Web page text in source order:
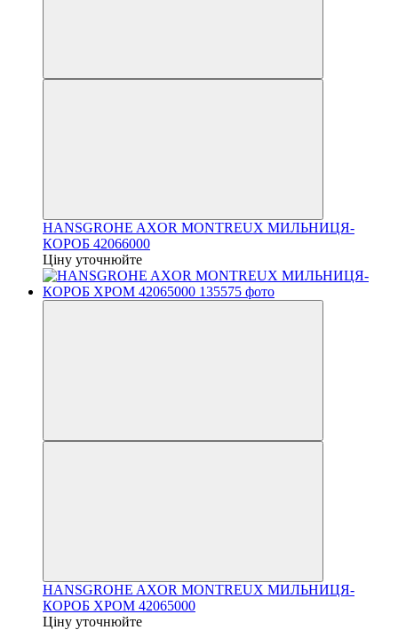
HANSGROHE AXOR MONTREUX МИЛЬНИЦЯ-
КОРОБ 42066000
Ціну уточнюйте
HANSGROHE AXOR MONTREUX МИЛЬНИЦЯ-
КОРОБ ХРОМ 42065000
Ціну уточнюйте